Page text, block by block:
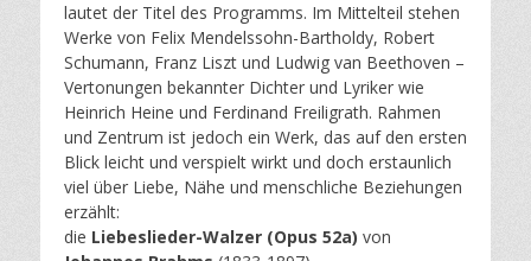
lautet der Titel des Programms. Im Mittelteil stehen
Werke von Felix Mendelssohn-Bartholdy, Robert
Schumann, Franz Liszt und Ludwig van Beethoven –
Vertonungen bekannter Dichter und Lyriker wie
Heinrich Heine und Ferdinand Freiligrath. Rahmen
und Zentrum ist jedoch ein Werk, das auf den ersten
Blick leicht und verspielt wirkt und doch erstaunlich
viel über Liebe, Nähe und menschliche Beziehungen
erzählt:
die Liebeslieder-Walzer (Opus 52a) von